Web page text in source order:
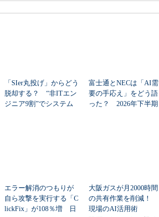
「SIer丸投げ」からどう
脱却する？ “非ITエン
ジニア9割”でシステム
富士通とNECは「AI需
要の手応え」をどう語
った？ 2026年下半期
エラー解消のつもりが
自ら攻撃を実行する「C
lickFix」が108％増 日
大阪ガスが月2000時間
の共有作業を削減！
現場のAI活用術